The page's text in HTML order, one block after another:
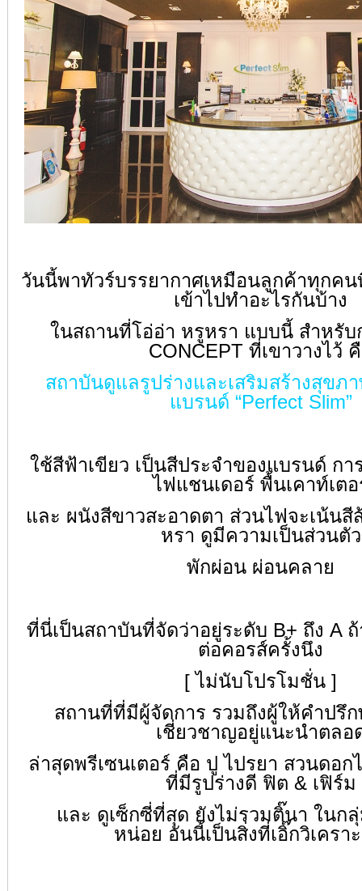
วันนี้พาทัวร์บรรยากาศเหมือนลูกค้าทุกคน
เข้าไปทำอะไรกันบ้าง
ในสถานที่โอ่อ่า หรูหรา แบบนี้ สำหรั
CONCEPT ที่เขาวางไว้
สถาบันดูแลรูปร่างและเสริมสร้างสุขภ
แบรนด์ “Perfect Slim”
ใช้สีฟ้าเขียว เป็นสีประจำของแบรนด์ ก
ไฟแชนเดอร์ พื้นเคาท์เตอ
และ ผนังสีขาวสะอาดตา ส่วนไฟจะเน้นสี
หรา ดูมีความเป็นส่วนตัว
พักผ่อน ผ่อนคลาย
ที่นี่เป็นสถาบันที่จัดว่าอยู่ระดับ B+ ถึง A
ต่อคอรส์ครั้งนึง
[ ไม่นับโปรโมชั่น ]
สถานที่ที่มีผู้จัดการ รวมถึงผู้ให้คำปรึ
เชี่ยวชาญอยู่แนะนำตลอ
ล่าสุดพรีเซนเตอร์ คือ ปู ไปรยา สวนดอก
ที่มีรูปร่างดี ฟิต & เฟิร์ม
และ ดูเซ็กซี่ที่สุด ยังไม่รวมติ๊นา ในก
หน่อย อันนี้เป็นสิ่งที่เอิ๊กวิเครา